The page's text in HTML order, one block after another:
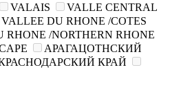
VALAIS
VALLE CENTRAL
VALLEE DU RHONE /COTES
RHONE /NORTHERN RHONE
АРАГАЦОТНСКИЙ
КРАЙ